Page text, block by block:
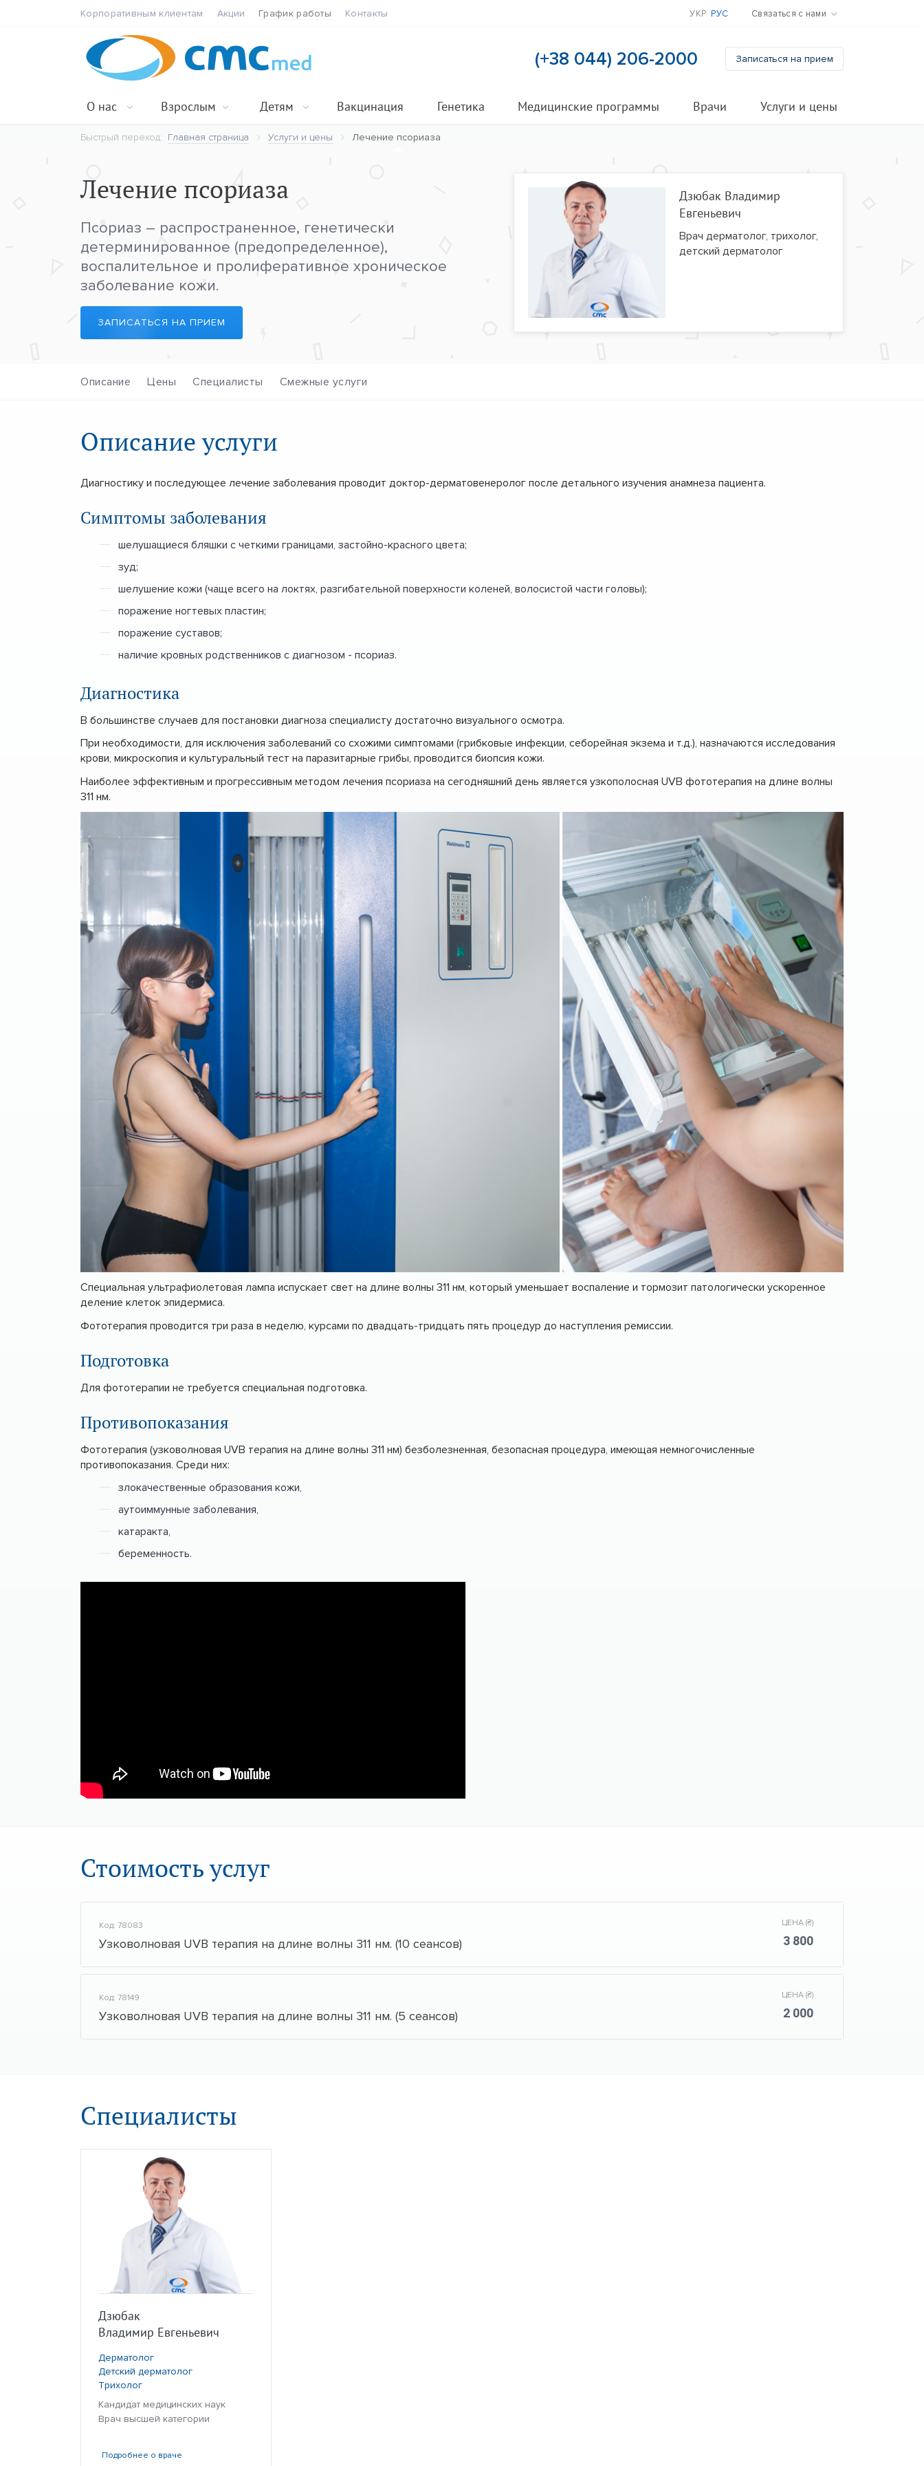
Корпоративным клиентам Акции График работы Контакты УКР РУС Связаться с нами
(+38 044) 206-2000 Записаться на прием
О нас Взрослым Детям Вакцинация Генетика Медицинские программы Врачи Услуги и цены
Быстрый переход: Главная страница Услуги и цены Лечение псориаза
Дзюбак Владимир
Евгеньевич
Врач дерматолог, трихолог,
детский дерматолог
Лечение псориаза
Псориаз – распространенное, генетически
детерминированное (предопределенное),
воспалительное и пролиферативное хроническое
заболевание кожи.
ЗАПИСАТЬСЯ НА ПРИЕМ
Описание Цены Специалисты Смежные услуги
Описание услуги
Диагностику и последующее лечение заболевания проводит доктор-дерматовенеролог после детального изучения анамнеза пациента.
Симптомы заболевания
шелушащиеся бляшки с четкими границами, застойно-красного цвета;
зуд;
шелушение кожи (чаще всего на локтях, разгибательной поверхности коленей, волосистой части головы);
поражение ногтевых пластин;
поражение суставов;
наличие кровных родственников с диагнозом - псориаз.
Диагностика
В большинстве случаев для постановки диагноза специалисту достаточно визуального осмотра.
При необходимости, для исключения заболеваний со схожими симптомами (грибковые инфекции, себорейная экзема и т.д.), назначаются исследования
крови, микроскопия и культуральный тест на паразитарные грибы, проводится биопсия кожи.
Наиболее эффективным и прогрессивным методом лечения псориаза на сегодняшний день является узкополосная UVB фототерапия на длине волны
311 нм.
Специальная ультрафиолетовая лампа испускает свет на длине волны 311 нм, который уменьшает воспаление и тормозит патологически ускоренное
деление клеток эпидермиса.
Фототерапия проводится три раза в неделю, курсами по двадцать-тридцать пять процедур до наступления ремиссии.
Подготовка
Для фототерапии не требуется специальная подготовка.
Противопоказания
Фототерапия (узковолновая UVB терапия на длине волны 311 нм) безболезненная, безопасная процедура, имеющая немногочисленные
противопоказания. Среди них:
злокачественные образования кожи,
аутоиммунные заболевания,
катаракта,
беременность.
Стоимость услуг
Код: 78083
Узковолновая UVB терапия на длине волны 311 нм. (10 сеансов)
ЦЕНА (₴)
3 800
Код: 78149
Узковолновая UVB терапия на длине волны 311 нм. (5 сеансов)
ЦЕНА (₴)
2 000
Специалисты
Дзюбак
Владимир Евгеньевич
Дерматолог
Детский дерматолог
Трихолог
Кандидат медицинских наук
Врач высшей категории
Подробнее о враче